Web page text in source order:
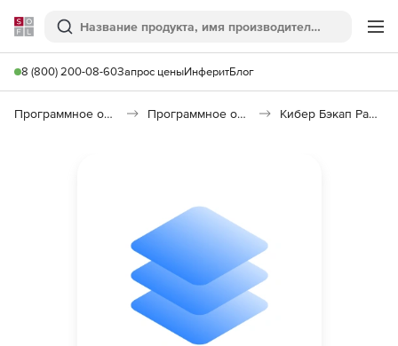
Softline
Поиск
8 (800) 200-08-60Запрос ценыИнферитБлог
Программное обеспечение для работы с файлами и дисками Программное обеспечение для резервного копирования Кибер Бэкап Расширенная редакция